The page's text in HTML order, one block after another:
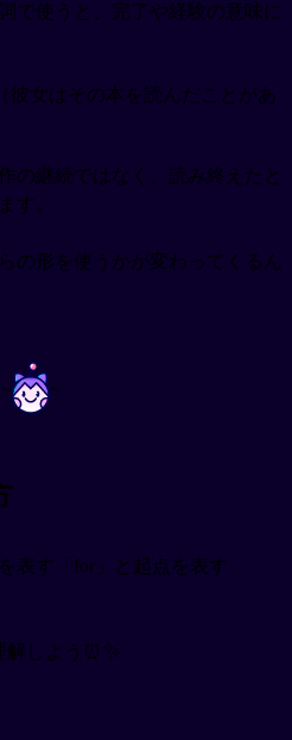
で使うと、完了や経験の意味に
彼女はその本を読んだことがあ
の継続ではなく、読み終えたと
す。
の形を使うかが変わってくるん
~ ~
表す「for」と起点を表す
解しよう⏰✨